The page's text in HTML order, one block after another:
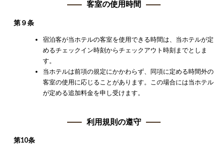
客室の使用時間
第９条
宿泊客が当ホテルの客室を使用できる時間は、当ホテルが定
めるチェックイン時刻からチェックアウト時刻までとしま
す。
当ホテルは前項の規定にかかわらず、同項に定める時間外の
客室の使用に応じることがあります。この場合には当ホテル
が定める追加料金を申し受けます。
利用規則の遵守
第10条